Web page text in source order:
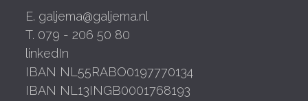
E. galjema@galjema.nl
T. 079 - 206 50 80
linkedIn
IBAN NL55RABO0197770134
IBAN NL13INGB0001768193